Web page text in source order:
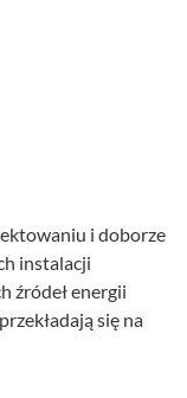
i doborze
instalacji
źródeł energii
się na